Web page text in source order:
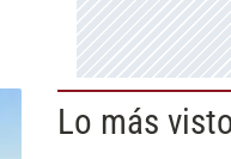
Lo más